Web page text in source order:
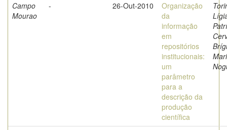
Campo
Mourao
- 26-Out-2010
Organização
da
informação
em
repositórios
institucionais:
um
parâmetro
para a
descrição da
produção
científica